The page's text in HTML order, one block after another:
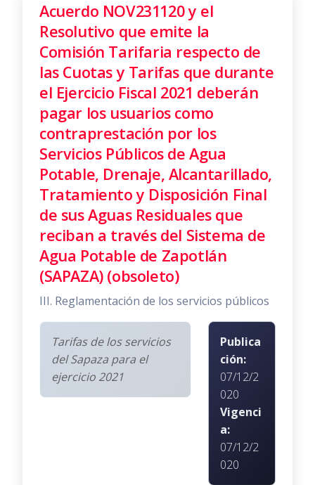
Acuerdo NOV231120 y el
Resolutivo que emite la
Comisión Tarifaria respecto de
las Cuotas y Tarifas que durante
el Ejercicio Fiscal 2021 deberán
pagar los usuarios como
contraprestación por los
Servicios Públicos de Agua
Potable, Drenaje, Alcantarillado,
Tratamiento y Disposición Final
de sus Aguas Residuales que
reciban a través del Sistema de
Agua Potable de Zapotlán
(SAPAZA) (obsoleto)
III. Reglamentación de los servicios públicos
Tarifas de los servicios
del Sapaza para el
ejercicio 2021
Publica
ción:
07/12/2
020
Vigenci
a:
07/12/2
020